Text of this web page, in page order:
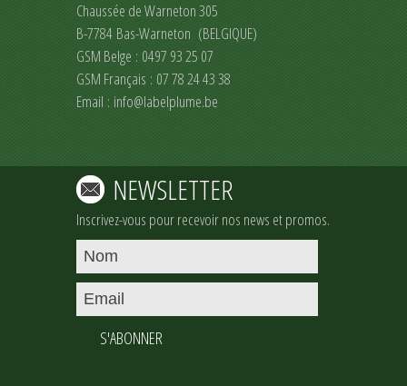
Chaussée de Warneton 305
B-7784 Bas-Warneton (BELGIQUE)
GSM Belge : 0497 93 25 07
GSM Français : 07 78 24 43 38
Email : info@labelplume.be
NEWSLETTER
Inscrivez-vous pour recevoir nos news et promos.
S'ABONNER